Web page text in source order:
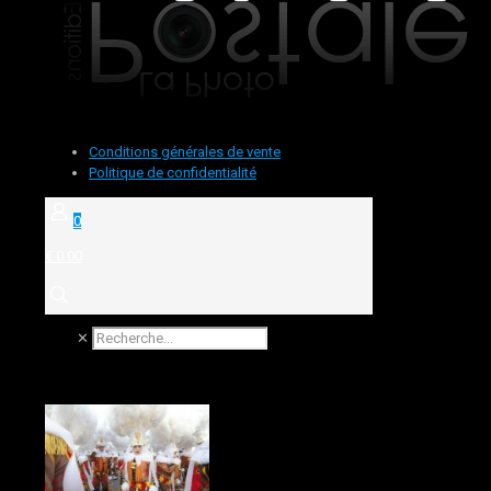
Conditions générales de vente
Politique de confidentialité
0
✕